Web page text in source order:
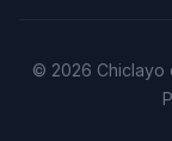
© 2026 Chiclayo